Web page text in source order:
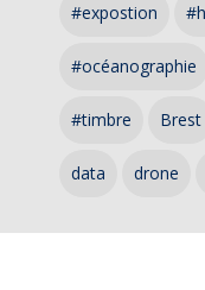
#expostion
#océanographie
#timbre Brest
data drone